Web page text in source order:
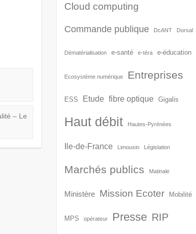
– Le
Cloud computing
Commande publique DcANT Dorsal
Dématérialisation e-santé e-téra e-éducation
Ecosystème numérique Entreprises
ESS Etude fibre optique Gigalis
Haut débit Hautes-Pyrénées
Ile-de-France Limousin Législation
Marchés publics Matinale
Ministère Mission Ecoter Mobilité
MPS opérateur Presse RIP